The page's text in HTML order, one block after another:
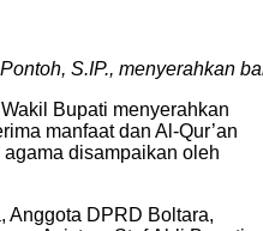
S.IP., menyerahkan
Bupati menyerahkan
manfaat dan Al-Qur’an
disampaikan oleh
Anggota DPRD Boltara,